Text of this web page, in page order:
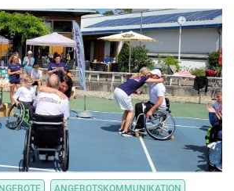
ANGEBOTSKOMMUNIKATION